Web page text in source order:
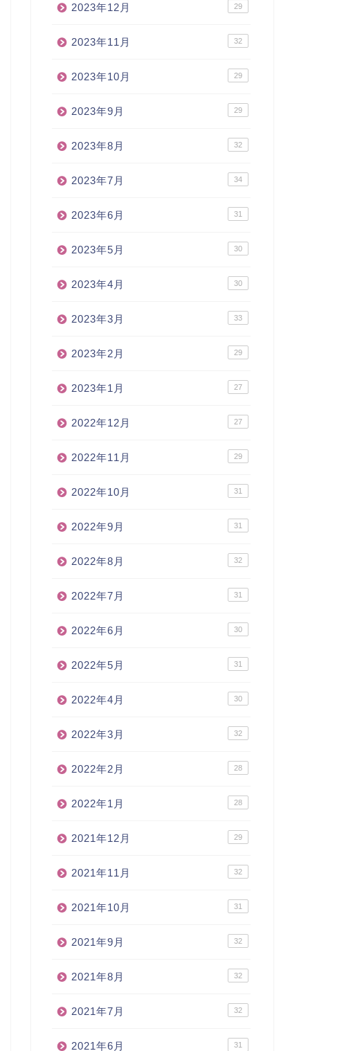
2023年12月 29
2023年11月 32
2023年10月 29
2023年9月 29
2023年8月 32
2023年7月 34
2023年6月 31
2023年5月 30
2023年4月 30
2023年3月 33
2023年2月 29
2023年1月 27
2022年12月 27
2022年11月 29
2022年10月 31
2022年9月 31
2022年8月 32
2022年7月 31
2022年6月 30
2022年5月 31
2022年4月 30
2022年3月 32
2022年2月 28
2022年1月 28
2021年12月 29
2021年11月 32
2021年10月 31
2021年9月 32
2021年8月 32
2021年7月 32
2021年6月 31